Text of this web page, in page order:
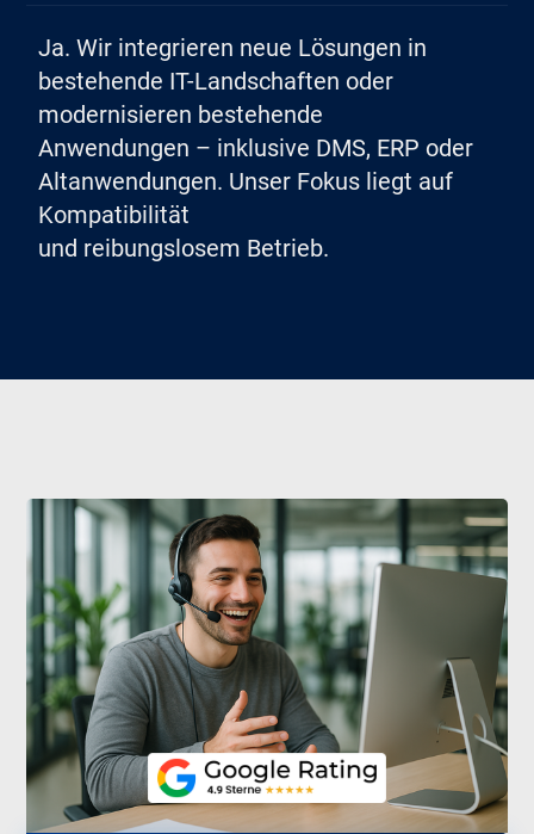
Ja. Wir integrieren neue Lösungen in
bestehende IT-Landschaften oder
modernisieren bestehende
Anwendungen – inklusive DMS, ERP oder
Altanwendungen. Unser Fokus liegt auf
Kompatibilität
und reibungslosem Betrieb.